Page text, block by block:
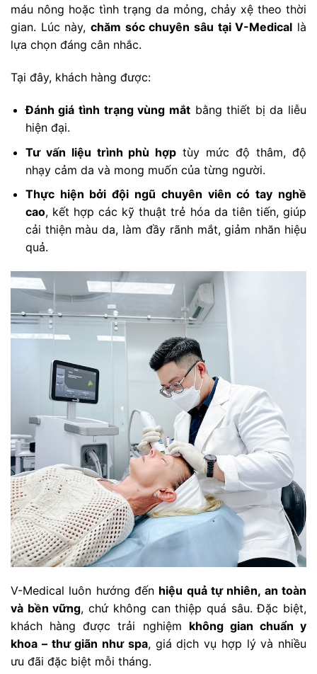
máu nông hoặc tình trạng da mỏng, chảy xệ theo thời
gian. Lúc này, chăm sóc chuyên sâu tại V-Medical là
lựa chọn đáng cân nhắc.
Tại đây, khách hàng được:
Đánh giá tình trạng vùng mắtbằng thiết bị da liễu
hiện đại.
Tư vấn liệu trình phù hợp tùy mức độ thâm, độ
nhạy cảm da và mong muốn của từng người.
Thực hiện bởi đội ngũ chuyên viên có tay nghề
cao, kết hợp các kỹ thuật trẻ hóa da tiên tiến, giúp
cải thiện màu da, làm đầy rãnh mắt, giảm nhăn hiệu
quả.
V-Medical luôn hướng đến hiệu quả tự nhiên, an toàn
và bền vững, chứ không can thiệp quá sâu. Đặc biệt,
khách hàng được trải nghiệm không gian chuẩn y
khoa – thư giãn như spa, giá dịch vụ hợp lý và nhiều
ưu đãi đặc biệt mỗi tháng.